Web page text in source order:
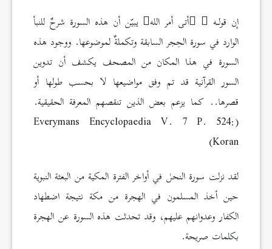
إن قولـه
أتى أمر الله يبيّن أن هذه السورة شرحٌ للنبأ
الوارد في سورة الحِجر السابقة وتكملةٌ لموضوعها. ووجود هذه
السورة في هذا المكان من المصحف يكشف أن تدوين
السور القرآنية قد تم وفق مواضيعها لا بحسب طولها أو
قصرها.. كما يزعم بعض الذين تنقصهم المعرفة الحقيقية.
(Everymans Encyclopaedia V. 7 P. 524:
Koran)
لقد نزلت سورة النحل في أواخر الفترة المكية من البعثة النبوية
حين أخذ المسلمون في الهجرة من مكة نتيجة اضطهاد
الكفار وعدوانهم عليهم، وقد تحدثت هذه السورة عن الهجرة
بكلمات صريحة.